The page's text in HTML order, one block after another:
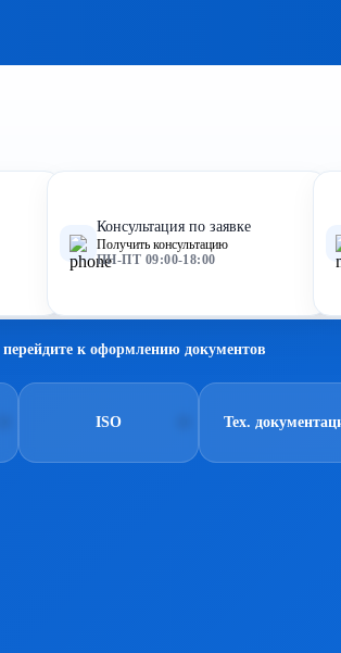
Консультация по заявке
Получить консультацию
ПН-ПТ 09:00-18:00
к оформлению документов
ISO Тех.